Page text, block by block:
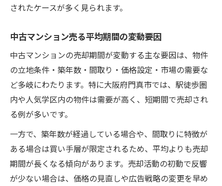
されたケースが多く見られます。
中古マンション売る平均期間の変動要因
中古マンションの売却期間が変動する主な要因は、物件
の立地条件・築年数・間取り・価格設定・市場の需要な
ど多岐にわたります。特に大阪府門真市では、駅徒歩圏
内や人気学区内の物件は需要が高く、短期間で売却され
る例が多いです。
一方で、築年数が経過している場合や、間取りに特徴が
ある場合は買い手層が限定されるため、平均よりも売却
期間が長くなる傾向があります。売却活動の初動で反響
が少ない場合は、価格の見直しや広告戦略の変更を早め